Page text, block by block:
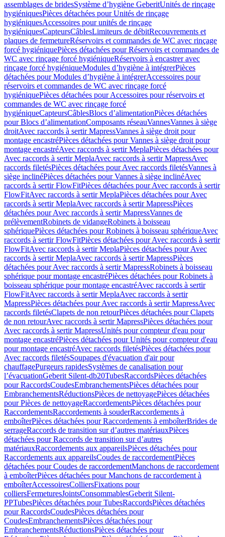
assemblages de bridesSystème d’hygiène GeberitUnités de rinçage
hygiéniquesPièces détachées pour Unités de rinçage
hygiéniquesAccessoires pour unités de rinçage
hygiéniquesCapteursCâblesLimiteurs de débitRecouvrements et
plaques de fermetureRéservoirs et commandes de WC avec rinçage
forcé hygiéniquePièces détachées pour Réservoirs et commandes de
WC avec rinçage forcé hygiéniqueRéservoirs à encastrer avec
rinçage forcé hygiéniqueModules d’hygiène à intégrerPièces
détachées pour Modules d’hygiène à intégrerAccessoires pour
réservoirs et commandes de WC avec rinçage forcé
hygiéniquePièces détachées pour Accessoires pour réservoirs et
commandes de WC avec rinçage forcé
hygiéniqueCapteursCâblesBlocs d’alimentationPièces détachées
pour Blocs d’alimentationComposants réseauVannesVannes à siège
droitAvec raccords à sertir MapressVannes à siège droit pour
montage encastréPièces détachées pour Vannes à siège droit pour
montage encastréAvec raccords à sertir MeplaPièces détachées pour
Avec raccords à sertir MeplaAvec raccords à sertir MapressAvec
raccords filetésPièces détachées pour Avec raccords filetésVannes à
siège inclinéPièces détachées pour Vannes à siège inclinéAvec
raccords à sertir FlowFitPièces détachées pour Avec raccords à sertir
FlowFitAvec raccords à sertir MeplaPièces détachées pour Avec
raccords à sertir MeplaAvec raccords à sertir MapressPièces
détachées pour Avec raccords à sertir MapressVannes de
prélèvementRobinets de vidangeRobinets à boisseau
sphériquePièces détachées pour Robinets à boisseau sphériqueAvec
raccords à sertir FlowFitPièces détachées pour Avec raccords à sertir
FlowFitAvec raccords à sertir MeplaPièces détachées pour Avec
raccords à sertir MeplaAvec raccords à sertir MapressPièces
détachées pour Avec raccords à sertir MapressRobinets à boisseau
sphérique pour montage encastréPièces détachées pour Robinets à
boisseau sphérique pour montage encastréAvec raccords à sertir
FlowFitAvec raccords à sertir MeplaAvec raccords à sertir
MapressPièces détachées pour Avec raccords à sertir MapressAvec
raccords filetésClapets de non retourPièces détachées pour Clapets
de non retourAvec raccords à sertir MapressPièces détachées pour
Avec raccords à sertir MapressUnités pour compteur d'eau pour
montage encastréPièces détachées pour Unités pour compteur d'eau
pour montage encastréAvec raccords filetésPièces détachées pour
Avec raccords filetésSoupapes d'évacuation d'air pour
chauffagePurgeurs rapidesSystèmes de canalisation pour
l’évacuationGeberit Silent-db20TubesRaccordsPièces détachées
pour RaccordsCoudesEmbranchementsPièces détachées pour
EmbranchementsRéductionsPièces de nettoyagePièces détachées
pour Pièces de nettoyageRaccordementsPièces détachées pour
RaccordementsRaccordements à souderRaccordements à
emboîterPièces détachées pour Raccordements à emboîterBrides de
serrageRaccords de transition sur d’autres matériauxPièces
détachées pour Raccords de transition sur d’autres
matériauxRaccordements aux appareilsPièces détachées pour
Raccordements aux appareilsCoudes de raccordementPièces
détachées pour Coudes de raccordementManchons de raccordement
à emboîterPièces détachées pour Manchons de raccordement à
emboîterAccessoiresColliersFixations pour
colliersFermeturesJointsConsommablesGeberit Silent-
PPTubesPièces détachées pour TubesRaccordsPièces détachées
pour RaccordsCoudesPièces détachées pour
CoudesEmbranchementsPièces détachées pour
EmbranchementsRéductionsPièces détachées pour